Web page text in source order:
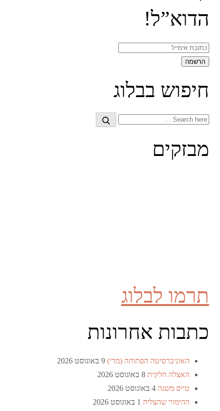
הדוא”ל!
חיפוש בבלוג
Search
Search
מבזקים
תרמו לבלוג
כתבות אחרונות
האוניברסיטה הפתוחה (מדי) 9 באוגוסט 2026
האצלה חלקית 8 באוגוסט 2026
טייס משנה 4 באוגוסט 2026
ההימור שהצליח 1 באוגוסט 2026